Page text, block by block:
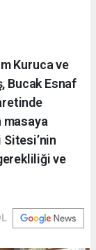
Kuruca ve
Bucak Esnaf
masaya
Sitesi’nin
ve